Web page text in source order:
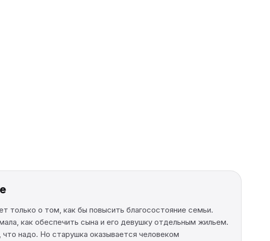
только о том, как бы повысить благосостояние семьи.
как обеспечить сына и его девушку отдельным жильем.
надо. Но старушка оказывается человеком